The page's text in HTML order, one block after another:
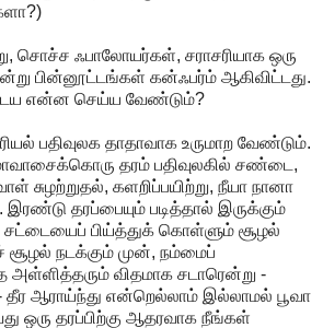
சொச்ச ஃபாலோயர்கள், சராசரியாக ஒரு
பின்னூட்டங்கள் கன்ஃபர்ம் ஆகிவிட்டது.
என்ன செய்ய வேண்டும்?
பதிவுலக தாதாவாக உருமாற வேண்டும்.
தரம் பதிவுலகில் சண்டை,
சுழற்றுதல், களறிப்பயிற்று, நீயா நானா
இரண்டு தரப்பையும் படித்தால் இருக்கும்
சட்டையைப் பிய்த்துக் கொள்ளும் சூழல்
சூழல் நடக்கும் முன், நம்மைப்
அள்ளித்தரும் விதமாக சடாரென்று -
தீர ஆராய்ந்து என்றெல்லாம் இல்லாமல் பூவா
ஒரு தரப்பிற்கு ஆதரவாக நீங்கள்